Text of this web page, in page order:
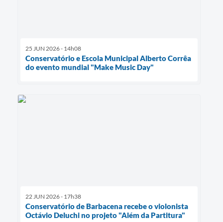
25 JUN 2026 - 14h08
Conservatório e Escola Municipal Alberto Corrêa
do evento mundial "Make Music Day"
22 JUN 2026 - 17h38
Conservatório de Barbacena recebe o violonista
Octávio Deluchi no projeto "Além da Partitura"